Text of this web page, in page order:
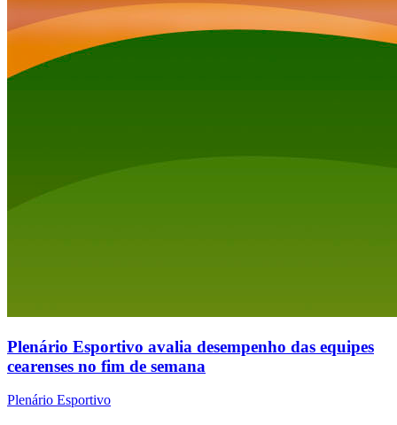
Plenário Esportivo avalia desempenho das equipes
cearenses no fim de semana
Plenário Esportivo